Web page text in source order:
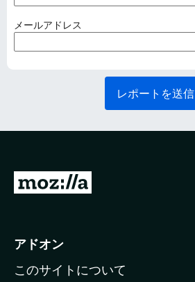
須
)
メールアドレス
須
レポートを送信
M
i
l
アドオン
このサイトについて